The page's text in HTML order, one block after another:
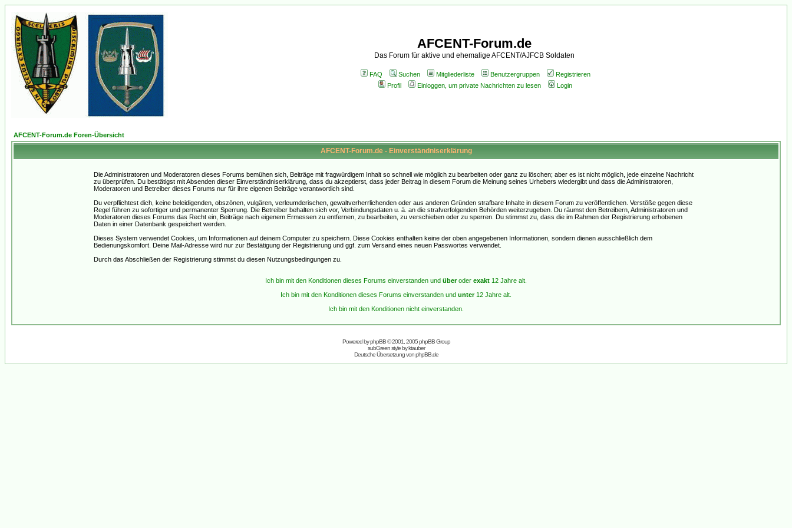
AFCENT-Forum.de
Das Forum für aktive und ehemalige AFCENT/AJFCB Soldaten
FAQ Suchen Mitgliederliste Benutzergruppen
Registrieren
Profil
Einloggen, um private Nachrichten zu lesen Login
AFCENT-Forum.de Foren-Übersicht
AFCENT-Forum.de - Einverständniserklärung
Die Administratoren und Moderatoren dieses Forums bemühen sich, Beiträge mit fragwürdigem Inhalt so schnell wie möglich zu bearbeiten oder ganz zu löschen; aber es ist nicht möglich, jede einzelne Nachricht
zu überprüfen. Du bestätigst mit Absenden dieser Einverständniserklärung, dass du akzeptierst, dass jeder Beitrag in diesem Forum die Meinung seines Urhebers wiedergibt und dass die Administratoren,
Moderatoren und Betreiber dieses Forums nur für ihre eigenen Beiträge verantwortlich sind.
Du verpflichtest dich, keine beleidigenden, obszönen, vulgären, verleumderischen, gewaltverherrlichenden oder aus anderen Gründen strafbare Inhalte in diesem Forum zu veröffentlichen. Verstöße gegen diese
Regel führen zu sofortiger und permanenter Sperrung. Die Betreiber behalten sich vor, Verbindungsdaten u. ä. an die strafverfolgenden Behörden weiterzugeben. Du räumst den Betreibern, Administratoren und
Moderatoren dieses Forums das Recht ein, Beiträge nach eigenem Ermessen zu entfernen, zu bearbeiten, zu verschieben oder zu sperren. Du stimmst zu, dass die im Rahmen der Registrierung erhobenen
Daten in einer Datenbank gespeichert werden.
Dieses System verwendet Cookies, um Informationen auf deinem Computer zu speichern. Diese Cookies enthalten keine der oben angegebenen Informationen, sondern dienen ausschließlich dem
Bedienungskomfort. Deine Mail-Adresse wird nur zur Bestätigung der Registrierung und ggf. zum Versand eines neuen Passwortes verwendet.
Durch das Abschließen der Registrierung stimmst du diesen Nutzungsbedingungen zu.
Ich bin mit den Konditionen dieses Forums einverstanden und überoder exakt 12 Jahre alt.
Ich bin mit den Konditionen dieses Forums einverstanden und unter12 Jahre alt.
Ich bin mit den Konditionen nicht einverstanden.
Powered byphpBB© 2001, 2005 phpBB Group
subGreen style byktauber
Deutsche Übersetzung vonphpBB.de